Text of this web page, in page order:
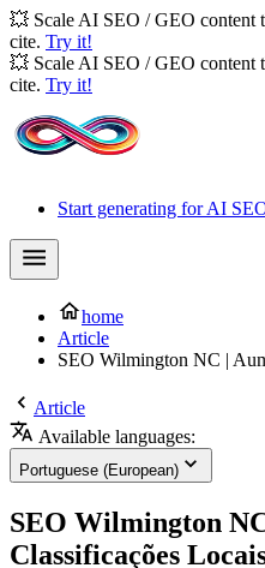
💥 Scale AI SEO / GEO content
cite. Try it!
💥 Scale AI SEO / GEO content
cite. Try it!
Start generating for AI
home
Article
SEO Wilmington NC |
Article
Available languages:
Portuguese (European)
SEO Wilmington
Classificações